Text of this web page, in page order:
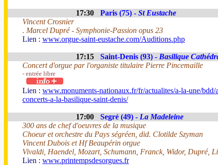
17:30 Paris (75) - St Eustache
Vincent Crosnier
. Marcel Dupré - Symphonie-Passion opus 23
Lien : www.orgue-saint-eustache.com/Auditions.php
17:15 Saint-Denis (93) - Basilique
Concert d'orgue par l'organiste titulaire Pierre Pincemaille
- entrée libre
Lien : www.monuments-nationaux.fr/fr/actualites/a-la-une/
concerts-a-la-basilique-saint-denis/
17:00 Segré (49) - La Madeleine
300 ans de chef d'oeuvres de la musique
Choeur et orchestre du Pays ségréen, did. Clotilde Szyman
Vincent Dubois et Hf Beaupérin orgue
Vivaldi, Haendel, Mozart, Schumann, Franck, Widor, Dupré,
Lien : www.printempsdesorgues.fr